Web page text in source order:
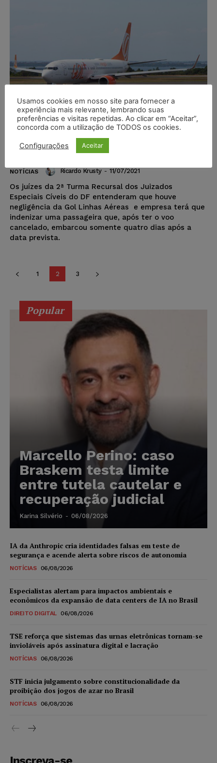
Gol deve indenizar passageira que
esperou 4 dias para ser
reacomodada em novo voo
NOTÍCIAS Ricardo Krusty - 11/07/2021
Os juízes da 2ª Turma Recursal dos Juizados
Especiais Cíveis do DF entenderam que houve
negligência da Gol Linhas Aéreas e empresa terá que
indenizar uma passageira que, após ter o voo
cancelado, embarcou somente quatro dias após a
data prevista.
1 2 3
Popular
Marcello Perino: caso
Braskem testa limite
entre tutela cautelar e
recuperação judicial
Karina Silvério - 06/08/2026
IA da Anthropic cria identidades falsas em teste de
segurança e acende alerta sobre riscos de autonomia
NOTÍCIAS 06/08/2026
Especialistas alertam para impactos ambientais e
econômicos da expansão de data centers de IA no Brasil
DIREITO DIGITAL 06/08/2026
TSE reforça que sistemas das urnas eletrônicas tornam-se
invioláveis após assinatura digital e lacração
NOTÍCIAS 06/08/2026
STF inicia julgamento sobre constitucionalidade da
proibição dos jogos de azar no Brasil
NOTÍCIAS 06/08/2026
Usamos cookies em nosso site para fornecer a
experiência mais relevante, lembrando suas
preferências e visitas repetidas. Ao clicar em “Aceitar”,
concorda com a utilização de TODOS os cookies.
Configurações Aceitar